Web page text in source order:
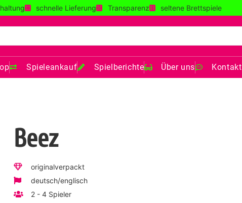
schnelle Lieferung Transparenz seltene Brettspiele
Spieleankauf Spielberichte Über uns Kontakt
Beez
originalverpackt
deutsch/englisch
2 - 4 Spieler